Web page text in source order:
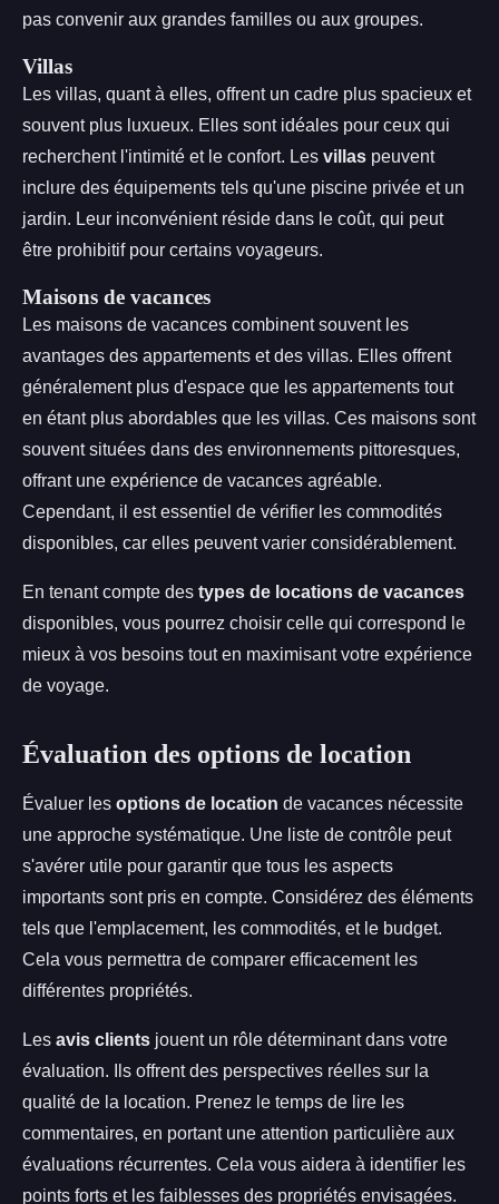
pas convenir aux grandes familles ou aux groupes.
Villas
Les villas, quant à elles, offrent un cadre plus spacieux et
souvent plus luxueux. Elles sont idéales pour ceux qui
recherchent l'intimité et le confort. Les villas peuvent
inclure des équipements tels qu'une piscine privée et un
jardin. Leur inconvénient réside dans le coût, qui peut
être prohibitif pour certains voyageurs.
Maisons de vacances
Les maisons de vacances combinent souvent les
avantages des appartements et des villas. Elles offrent
généralement plus d'espace que les appartements tout
en étant plus abordables que les villas. Ces maisons sont
souvent situées dans des environnements pittoresques,
offrant une expérience de vacances agréable.
Cependant, il est essentiel de vérifier les commodités
disponibles, car elles peuvent varier considérablement.
En tenant compte des types de locations de vacances
disponibles, vous pourrez choisir celle qui correspond le
mieux à vos besoins tout en maximisant votre expérience
de voyage.
Évaluation des options de location
Évaluer les options de location de vacances nécessite
une approche systématique. Une liste de contrôle peut
s'avérer utile pour garantir que tous les aspects
importants sont pris en compte. Considérez des éléments
tels que l'emplacement, les commodités, et le budget.
Cela vous permettra de comparer efficacement les
différentes propriétés.
Les avis clients jouent un rôle déterminant dans votre
évaluation. Ils offrent des perspectives réelles sur la
qualité de la location. Prenez le temps de lire les
commentaires, en portant une attention particulière aux
évaluations récurrentes. Cela vous aidera à identifier les
points forts et les faiblesses des propriétés envisagées.